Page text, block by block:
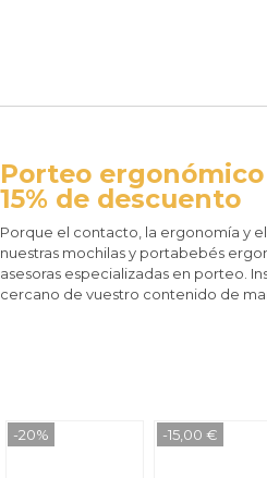
Porteo
15% de descuento
Porque el contacto, la ergonomía y
nuestras mochilas y portabebés
asesoras especializadas en porteo.
cercano de vuestro contenido de
-20% -15,00 €